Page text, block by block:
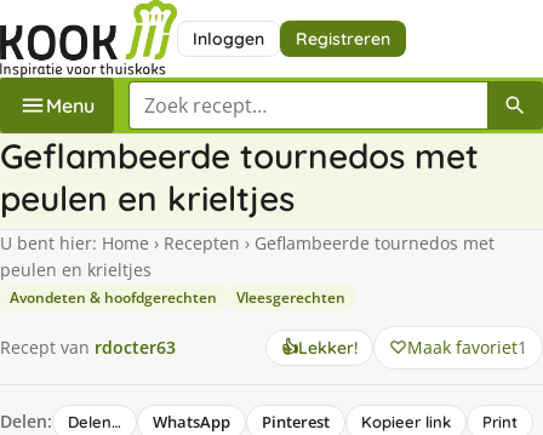
Inloggen Registreren
Menu Zoek een recept
Geflambeerde tournedos met
peulen en krieltjes
U bent hier: Home › Recepten › Geflambeerde tournedos met
peulen en krieltjes
Avondeten & hoofdgerechten Vleesgerechten
Recept van rdocter63 👍Lekker! Maak favoriet1
Delen: Delen… WhatsApp Pinterest Kopieer link Print